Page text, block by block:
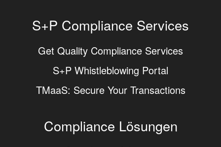
S+P Compliance Services
Get Quality Compliance Services
S+P Whistleblowing Portal
TMaaS: Secure Your Transactions
Compliance Lösungen